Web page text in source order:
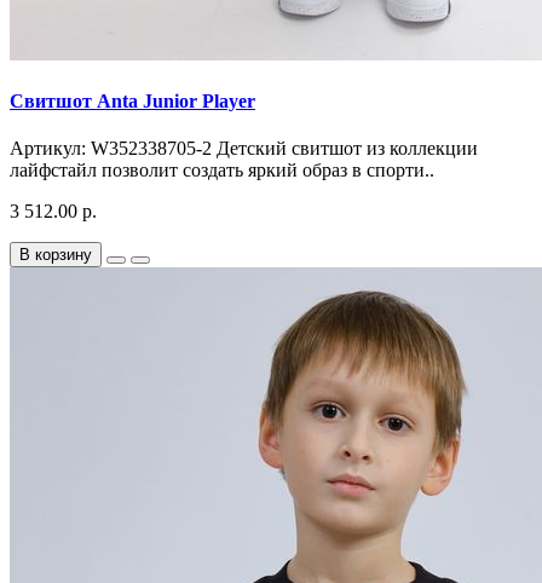
Свитшот Anta Junior Player
Артикул: W352338705-2 Детский свитшот из коллекции
лайфстайл позволит создать яркий образ в спорти..
3 512.00 р.
В корзину